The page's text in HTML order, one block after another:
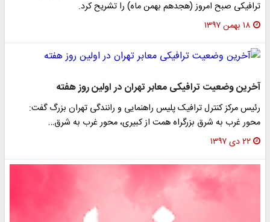
ترافیکی صبح امروز (هجدهم بهمن ماه) را تشریح کرد.
۱۸ بهمن ۱۳۹۷
آخرین وضعیت ترافیکی معابر تهران در اولین روز هفته
رئیس مرکز کنترل ترافیک پلیس راهنمایی و رانندگی تهران بزرگ گفت:
محور غرب به شرق بزرگراه همت از کبیری، محور غرب به شرق…
۲۲ دی ۱۳۹۷